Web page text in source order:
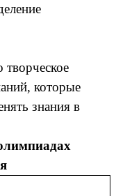
творческое
которые
знания в